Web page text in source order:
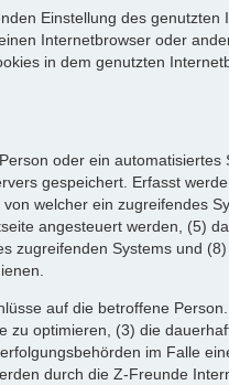
Einstellung des genutzten
Internetbrowser oder
in dem genutzten
oder ein automatisiertes
gespeichert. Erfasst
welcher ein zugreifendes
angesteuert werden, (5)
zugreifenden Systems und
auf die betroffene
optimieren, (3) die
im Falle
durch die Z-Freunde